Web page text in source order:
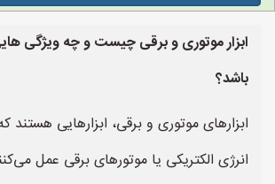
ابزار موتوری و برقی چیست و چه ویژگی
باشد؟
ابزارهای موتوری و برقی، ابزارهایی هستند
انرژی الکتریکی یا موتورهای برقی عمل